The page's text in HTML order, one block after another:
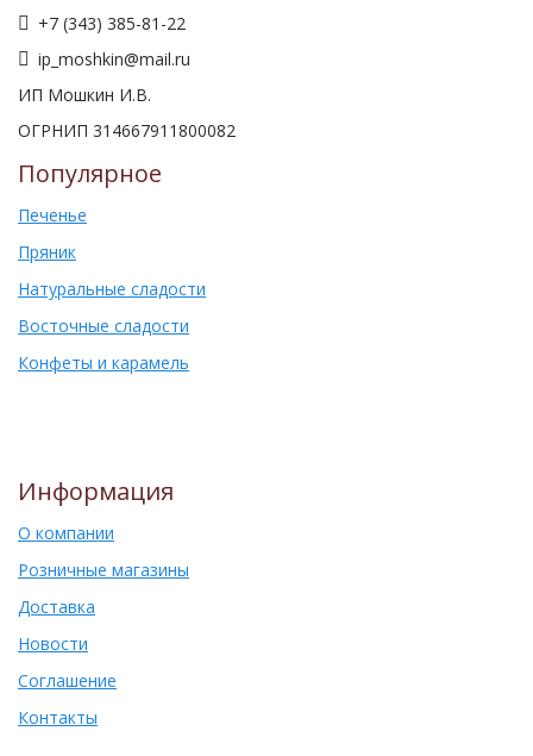
+7 (343) 385-81-22
ip_moshkin@mail.ru
ИП Мошкин И.В.
ОГРНИП 314667911800082
Популярное
Печенье
Пряник
Натуральные сладости
Восточные сладости
Конфеты и карамель
Информация
О компании
Розничные магазины
Доставка
Новости
Соглашение
Контакты